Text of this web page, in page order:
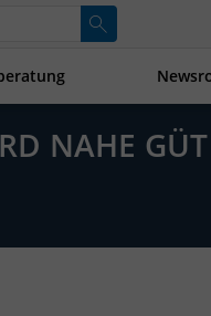
NAHE